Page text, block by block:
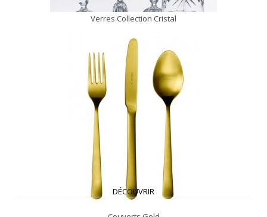
Verres Collection Cristal
DÉCOUVRIR